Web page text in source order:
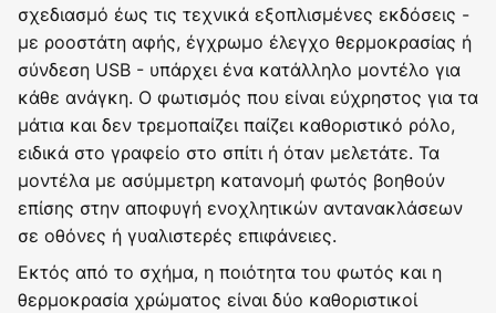
σχεδιασμό έως τις τεχνικά εξοπλισμένες εκδόσεις -
με ροοστάτη αφής, έγχρωμο έλεγχο θερμοκρασίας ή
σύνδεση USB - υπάρχει ένα κατάλληλο μοντέλο για
κάθε ανάγκη. Ο φωτισμός που είναι εύχρηστος για τα
μάτια και δεν τρεμοπαίζει παίζει καθοριστικό ρόλο,
ειδικά στο γραφείο στο σπίτι ή όταν μελετάτε. Τα
μοντέλα με ασύμμετρη κατανομή φωτός βοηθούν
επίσης στην αποφυγή ενοχλητικών αντανακλάσεων
σε οθόνες ή γυαλιστερές επιφάνειες.
Εκτός από το σχήμα, η ποιότητα του φωτός και η
θερμοκρασία χρώματος είναι δύο καθοριστικοί